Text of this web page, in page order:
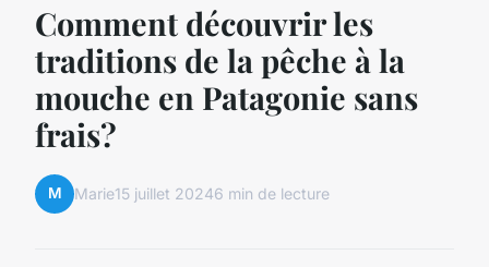
Comment découvrir les
traditions de la pêche à la
mouche en Patagonie sans
frais?
M Marie15 juillet 20246 min de lecture